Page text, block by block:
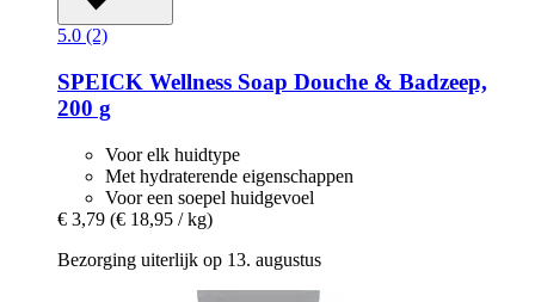
5.0 (2)
SPEICK Wellness Soap Douche & Badzeep,
200 g
Voor elk huidtype
Met hydraterende eigenschappen
Voor een soepel huidgevoel
€ 3,79 (€ 18,95 / kg)
Bezorging uiterlijk op 13. augustus